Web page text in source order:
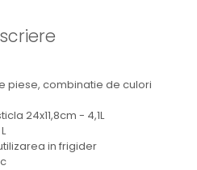
piese, combinatie de culori
24x11,8cm - 4,1L
in frigider